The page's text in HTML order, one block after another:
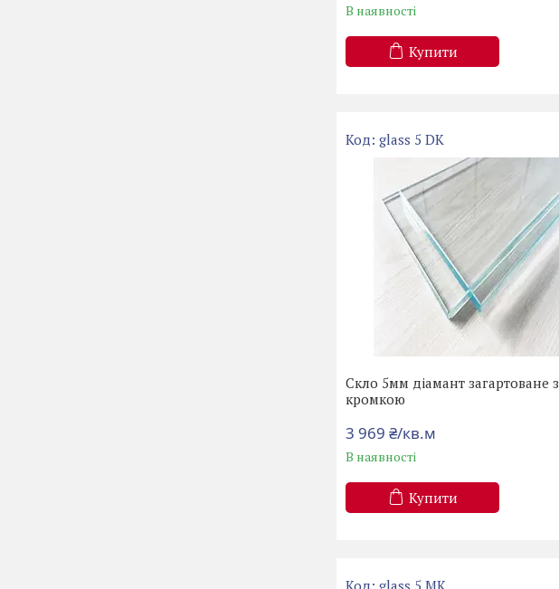
В наявності
Купити
glass 5 DK
Скло 5мм діамант загартоване з
кромкою
3 969 ₴/кв.м
В наявності
Купити
glass 5 MK